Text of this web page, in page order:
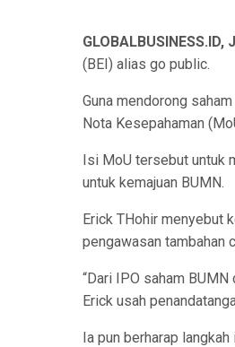
GLOBALBUSINESS.ID,
(BEI) alias go public.
Guna mendorong
Nota Kesepahaman
Isi MoU tersebut untuk
untuk kemajuan BUMN.
Erick THohir menyebut
pengawasan tambahan
“Dari IPO saham
Erick usah
Ia pun berharap